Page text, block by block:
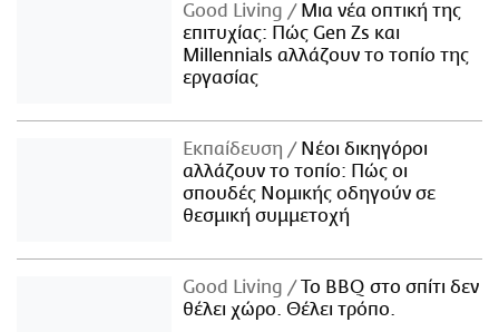
Good Living
Μια νέα οπτική της
επιτυχίας: Πώς Gen Zs και
Millennials αλλάζουν το τοπίο της
εργασίας
Εκπαίδευση
Νέοι δικηγόροι
αλλάζουν το τοπίο: Πώς οι
σπουδές Νομικής οδηγούν σε
θεσμική συμμετοχή
Good Living
Το BBQ στο σπίτι δεν
θέλει χώρο. Θέλει τρόπο.